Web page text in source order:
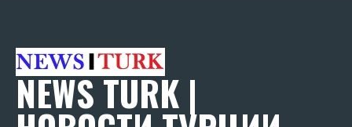
NEWS TURK |